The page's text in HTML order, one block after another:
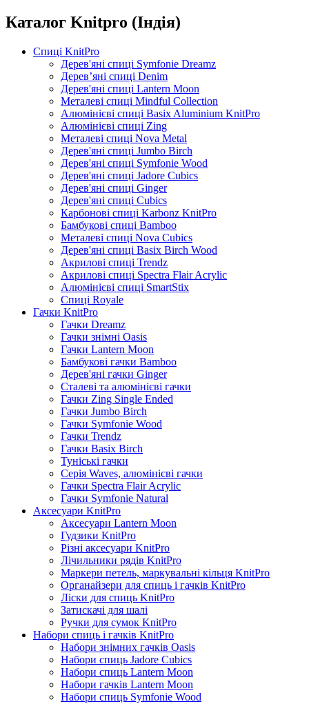
Каталог Knitpro (Індія)
Спиці KnitPro
Дерев'яні спиці Symfonie Dreamz
Дерев’яні спиці Denim
Дерев'яні спиці Lantern Moon
Металеві спиці Mindful Collection
Алюмінієві спиці Basix Aluminium KnitPro
Алюмінієві спиці Zing
Металеві спиці Nova Metal
Дерев'яні спиці Jumbo Birch
Дерев'яні спиці Symfonie Wood
Дерев'яні спиці Jadore Cubics
Дерев'яні спиці Ginger
Дерев'яні спиці Cubics
Карбонові спиці Karbonz KnitPro
Бамбукові спиці Bamboo
Металеві спиці Nova Cubics
Дерев'яні спиці Basix Birch Wood
Акрилові спиці Trendz
Акрилові спиці Spectra Flair Acrylic
Алюмінієві спиці SmartStix
Спиці Royale
Гачки KnitPro
Гачки Dreamz
Гачки знімні Oasis
Гачки Lantern Moon
Бамбукові гачки Bamboo
Дерев'яні гачки Ginger
Сталеві та алюмінієві гачки
Гачки Zing Single Ended
Гачки Jumbo Birch
Гачки Symfonie Wood
Гачки Trendz
Гачки Basix Birch
Туніські гачки
Серія Waves, алюмінієві гачки
Гачки Spectra Flair Acrylic
Гачки Symfonie Natural
Аксесуари KnitPro
Аксесуари Lantern Moon
Гудзики KnitPro
Різні аксесуари KnitPro
Лічильники рядів KnitPro
Маркери петель, маркувальні кільця KnitPro
Органайзери для спиць і гачків KnitPro
Ліски для спиць KnitPro
Затискачі для шалі
Ручки для сумок KnitPro
Набори спиць і гачків KnitPro
Набори знімних гачків Oasis
Набори спиць Jadore Cubics
Набори спиць Lantern Moon
Набори гачків Lantern Moon
Набори спиць Symfonie Wood